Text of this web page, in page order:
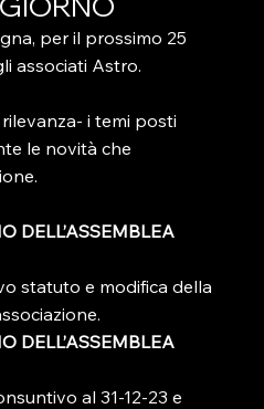
per il prossimo 25
associati Astro.
i temi posti
le novità che
DELL’ASSEMBLEA
statuto e modifica della
DELL’ASSEMBLEA
al 31-12-23 e